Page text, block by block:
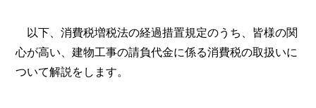
以下、消費税増税法の経過措置規定のうち、皆様の関
心が高い、建物工事の請負代金に係る消費税の取扱いに
ついて解説をします。